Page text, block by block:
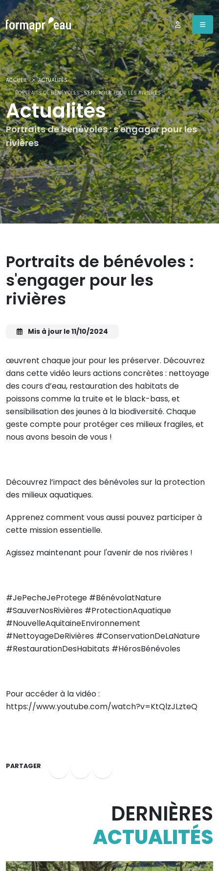
Actualités
Portraits de bénévoles : s'engager pour les
rivières
ACCUEIL
ACTUALITÉS
PORTRAITS DE BÉNÉVOLES : S'ENGAGER POUR LES RIVIÈRES
Portraits de bénévoles :
s'engager pour les
rivières
Mis à jour le 11/10/2024
œuvrent chaque jour pour les préserver. Découvrez
dans cette vidéo leurs actions concrètes : nettoyage
des cours d’eau, restauration des habitats de
poissons comme la truite et le black-bass, et
sensibilisation des jeunes à la biodiversité. Chaque
geste compte pour protéger ces milieux fragiles, et
nous avons besoin de vous !
Découvrez l’impact des bénévoles sur la protection
des milieux aquatiques.
Apprenez comment vous aussi pouvez participer à
cette mission essentielle.
Agissez maintenant pour l'avenir de nos rivières !
#JePecheJeProtege #BénévolatNature
#SauverNosRivières #ProtectionAquatique
#NouvelleAquitaineEnvironnement
#NettoyageDeRivières #ConservationDeLaNature
#RestaurationDesHabitats #HérosBénévoles
Pour accéder à la vidéo :
https://www.youtube.com/watch?v=KtQlzJLzteQ
PARTAGER
DERNIÈRES
ACTUALITÉS